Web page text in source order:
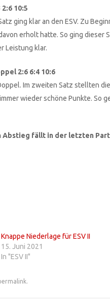
10:5
ging klar an den ESV. Zu
erholt hatte. So ging dieser
Leistung klar.
2:6 6:4 10:6
Im zweiten Satz stellten
wieder schöne Punkte. So
Abstieg fällt in der letzten
Knappe Niederlage für ESV II
15. Juni 2021
In "ESV II"
.